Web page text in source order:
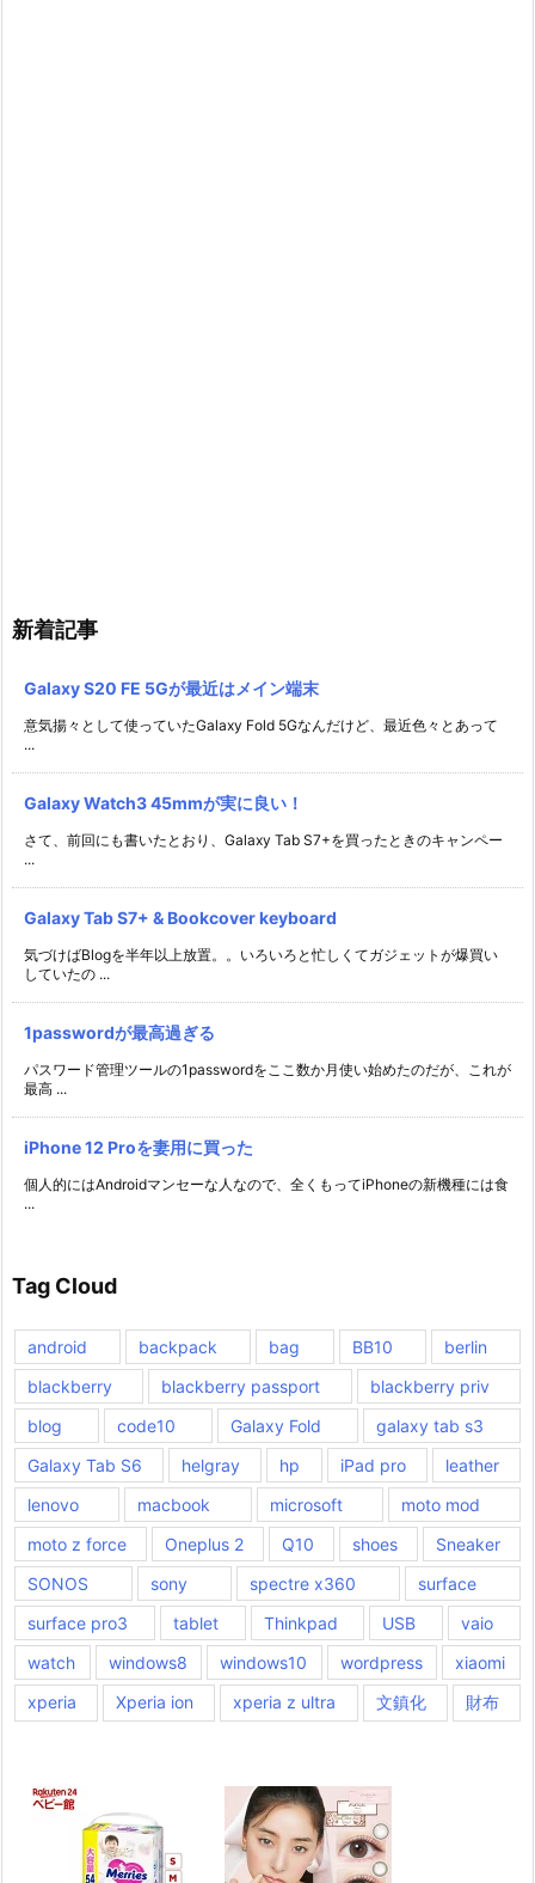
新着記事
Galaxy S20 FE 5Gが最近はメイン端末
意気揚々として使っていたGalaxy Fold 5Gなんだけど、最近色々とあって
...
Galaxy Watch3 45mmが実に良い！
さて、前回にも書いたとおり、Galaxy Tab S7+を買ったときのキャンペー
...
Galaxy Tab S7+ & Bookcover keyboard
気づけばBlogを半年以上放置。。いろいろと忙しくてガジェットが爆買い
していたの ...
1passwordが最高過ぎる
パスワード管理ツールの1passwordをここ数か月使い始めたのだが、これが
最高 ...
iPhone 12 Proを妻用に買った
個人的にはAndroidマンセーな人なので、全くもってiPhoneの新機種には食
...
Tag Cloud
android backpack bag BB10
berlin
blackberry
blackberry passport
blackberry priv
blog
code10 Galaxy Fold
galaxy tab s3
Galaxy Tab S6
helgray hp iPad pro
leather
lenovo
macbook microsoft
moto mod
moto z force
Oneplus 2 Q10 shoes
Sneaker
SONOS
sony spectre x360
surface
surface pro3
tablet Thinkpad USB
vaio
watch
windows8 windows10 wordpress
xiaomi
xperia
Xperia ion xperia z ultra 文鎮化 財布